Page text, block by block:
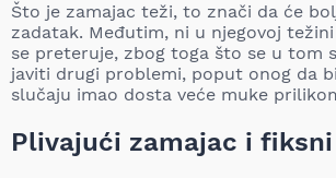
Što je zamajac teži, to znači da će
zadatak. Međutim, ni u njegovoj
se preteruje, zbog toga što se u tom
javiti drugi problemi, poput onog da bi
slučaju imao dosta veće muke
Plivajući zamajac i